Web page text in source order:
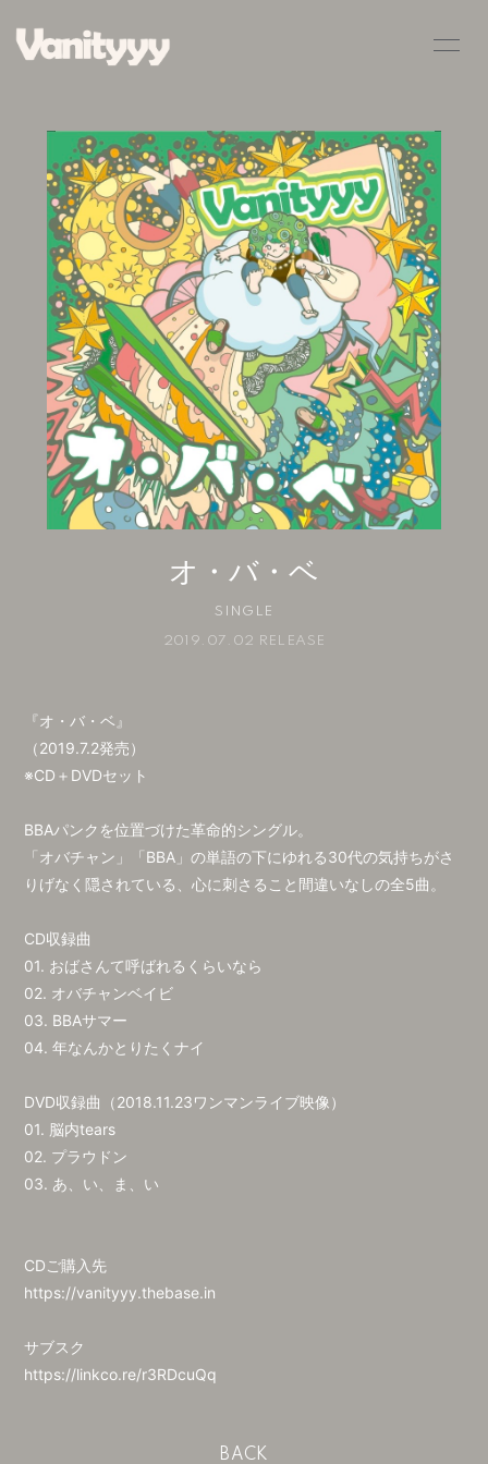
SCHEDULE PROFILE
VIDEO DISCOGRAPHY
BLOG MOVIE
RADIO PHOTO
Q&A
会員登録 ログイン
オ・バ・ベ
SINGLE
2019.07.02 RELEASE
『オ・バ・ベ』
（2019.7.2発売）
※CD＋DVDセット
BBAパンクを位置づけた革命的シングル。
「オバチャン」「BBA」の単語の下にゆれる30代の気持ちがさ
りげなく隠されている、心に刺さること間違いなしの全5曲。
CD収録曲
01. おばさんて呼ばれるくらいなら
02. オバチャンベイビ
03. BBAサマー
04. 年なんかとりたくナイ
DVD収録曲（2018.11.23ワンマンライブ映像）
01. 脳内tears
02. プラウドン
03. あ、い、ま、い
CDご購入先
https://vanityyy.thebase.in
サブスク
https://linkco.re/r3RDcuQq
BACK